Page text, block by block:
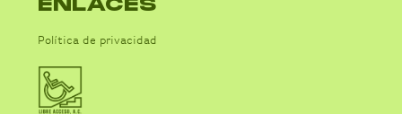
Política de privacidad